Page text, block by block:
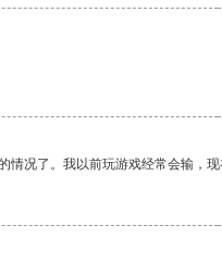
况了。我以前玩游戏经常会输，